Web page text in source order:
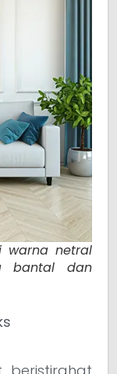
warna netral
bantal dan